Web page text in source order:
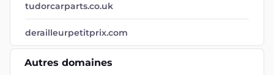
tudorcarparts.co.uk
derailleurpetitprix.com
Autres domaines